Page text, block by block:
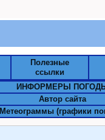
Полезные
ссылки
ИНФОРМЕРЫ
Автор сайта
Метеограммы (графики